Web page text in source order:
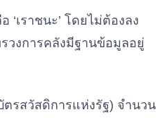
‘เราชนะ’ โดยไม่ต้องลง
วงการคลังมีฐานข้อมูลอยู่
รสวัสดิการแห่งรัฐ) จำนวน